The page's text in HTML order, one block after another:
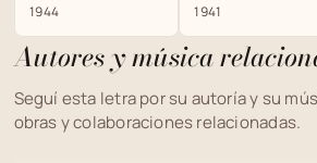
1944 1941
Autores y música
Seguí esta letra por su autoría y su
obras y colaboraciones relacionadas.